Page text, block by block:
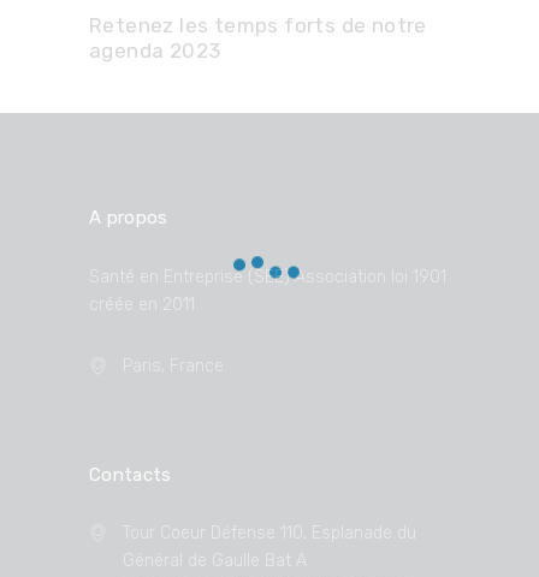
Retenez les temps forts de notre
agenda 2023
A propos
Santé en Entreprise (SEE) Association loi 1901
créée en 2011
Paris, France
Contacts
Tour Coeur Défense 110, Esplanade du
Général de Gaulle Bat A